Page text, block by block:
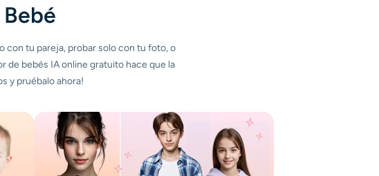
con tu pareja, probar solo con tu foto, o
de bebés IA online gratuito hace que la
y pruébalo ahora!